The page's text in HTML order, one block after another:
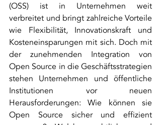
(OSS) ist in Unternehmen weit
verbreitet und bringt zahlreiche Vorteile
wie Flexibilität, Innovationskraft und
Kosteneinsparungen mit sich. Doch mit
der zunehmenden Integration von
Open Source in die Geschäftsstrategien
stehen Unternehmen und öffentliche
Institutionen vor neuen
Herausforderungen: Wie können sie
Open Source sicher und effizient